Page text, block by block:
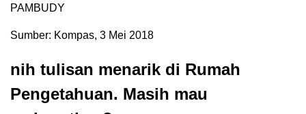
PAMBUDY
Sumber: Kompas, 3 Mei 2018
nih tulisan menarik di Rumah
Pengetahuan. Masih mau